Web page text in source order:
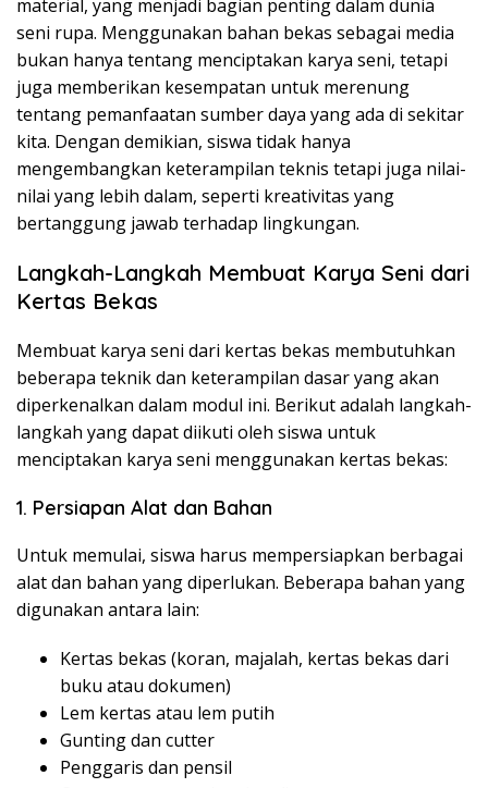
material, yang menjadi bagian penting dalam dunia
seni rupa. Menggunakan bahan bekas sebagai media
bukan hanya tentang menciptakan karya seni, tetapi
juga memberikan kesempatan untuk merenung
tentang pemanfaatan sumber daya yang ada di sekitar
kita. Dengan demikian, siswa tidak hanya
mengembangkan keterampilan teknis tetapi juga nilai-
nilai yang lebih dalam, seperti kreativitas yang
bertanggung jawab terhadap lingkungan.
Langkah-Langkah Membuat Karya Seni dari
Kertas Bekas
Membuat karya seni dari kertas bekas membutuhkan
beberapa teknik dan keterampilan dasar yang akan
diperkenalkan dalam modul ini. Berikut adalah langkah-
langkah yang dapat diikuti oleh siswa untuk
menciptakan karya seni menggunakan kertas bekas:
1. Persiapan Alat dan Bahan
Untuk memulai, siswa harus mempersiapkan berbagai
alat dan bahan yang diperlukan. Beberapa bahan yang
digunakan antara lain:
Kertas bekas (koran, majalah, kertas bekas dari
buku atau dokumen)
Lem kertas atau lem putih
Gunting dan cutter
Penggaris dan pensil